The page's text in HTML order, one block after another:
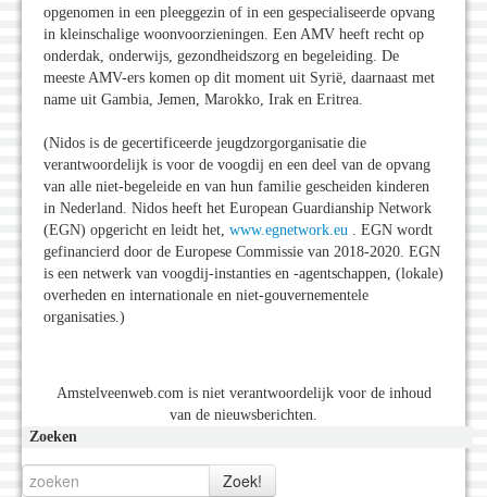
opgenomen in een pleeggezin of in een gespecialiseerde opvang
in kleinschalige woonvoorzieningen. Een AMV heeft recht op
onderdak, onderwijs, gezondheidszorg en begeleiding. De
meeste AMV-ers komen op dit moment uit Syrië, daarnaast met
name uit Gambia, Jemen, Marokko, Irak en Eritrea.
(Nidos is de gecertificeerde jeugdzorgorganisatie die
verantwoordelijk is voor de voogdij en een deel van de opvang
van alle niet-begeleide en van hun familie gescheiden kinderen
in Nederland. Nidos heeft het European Guardianship Network
(EGN) opgericht en leidt het, www.egnetwork.eu . EGN wordt
gefinancierd door de Europese Commissie van 2018-2020. EGN
is een netwerk van voogdij-instanties en -agentschappen, (lokale)
overheden en internationale en niet-gouvernementele
organisaties.)
Amstelveenweb.com is niet verantwoordelijk voor de inhoud
van de nieuwsberichten.
Zoeken